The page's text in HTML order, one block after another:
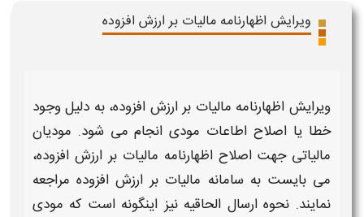
ویرایش اظهارنامه مالیات بر ارزش افزوده
ویرایش اظهارنامه مالیات بر ارزش افزوده، به دلیل وجود
خطا یا اصلاح اطاعات مودی انجام می شود. مودیان
مالیاتیجهت اصلاح اظهارنامه مالیات بر ارزش افزوده،
می بایست به سامانه مالیات بر ارزش افزوده مراجعه
نمایند. نحوه ارسال الحاقیه نیز اینگونه است که مودی